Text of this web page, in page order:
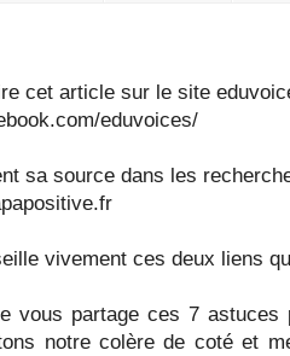
cet article sur le site
eduvoices/
sa source dans les
vivement ces deux liens
vous partage ces 7 astuces
notre colère de coté et